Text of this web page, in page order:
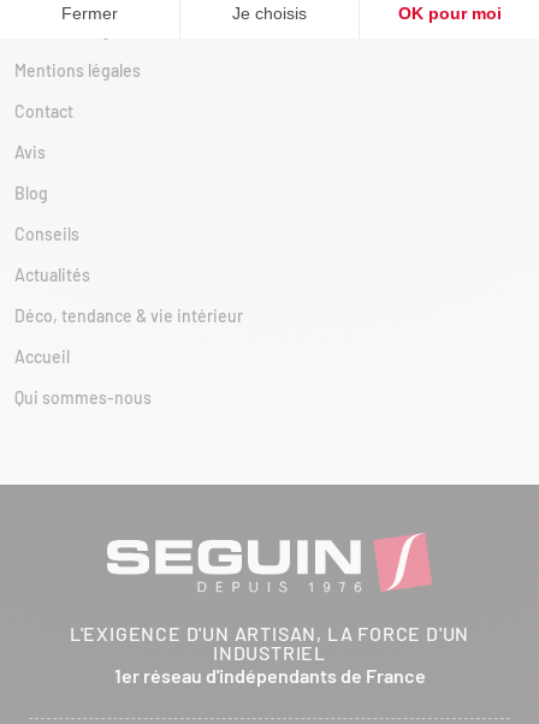
Mentions légales
Contact
Avis
Blog
Conseils
Actualités
Déco, tendance & vie intérieur
Accueil
Qui sommes-nous
L'EXIGENCE D'UN ARTISAN, LA FORCE D'UN
INDUSTRIEL
1er réseau d'indépendants de France